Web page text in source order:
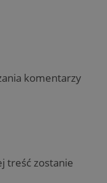
komentarzy
treść zostanie